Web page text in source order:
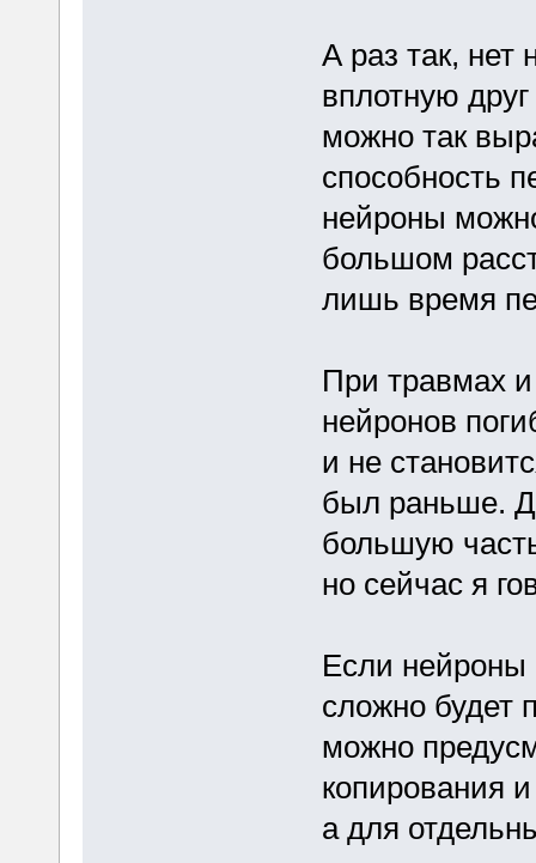
А раз так, нет
вплотную
можно так
способность
нейроны
большом
лишь время
При травмах
нейронов
и не
был раньше.
большую
но сейчас я
Если нейроны
сложно будет
можно
копирования
а для